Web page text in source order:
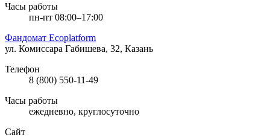
Часы работы
пн-пт 08:00–17:00
Фандомат Ecoplatform
ул. Комиссара Габишева, 32, Казань
Телефон
8 (800) 550-11-49
Часы работы
ежедневно, круглосуточно
Сайт